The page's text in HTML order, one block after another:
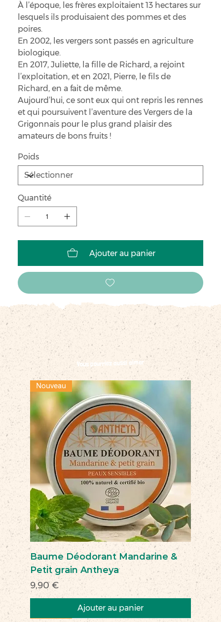
À l’époque, les frères exploitaient 13 hectares sur
lesquels ils produisaient des pommes et des
poires.
En 2002, les vergers sont passés en agriculture
biologique.
En 2017, Juliette, la fille de Richard, a rejoint
l’exploitation, et en 2021, Pierre, le fils de
Richard, en a fait de même.
Aujourd’hui, ce sont eux qui ont repris les rennes
et qui poursuivent l’aventure des Vergers de la
Grigonnais pour le plus grand plaisir des
amateurs de bons fruits !
Poids
Quantité
Ajouter au panier
Vous pourriez aussi aimer
Nouveau
Baume Déodorant Mandarine &
Petit grain Antheya
Prix
9,90 €
Ajouter au panier